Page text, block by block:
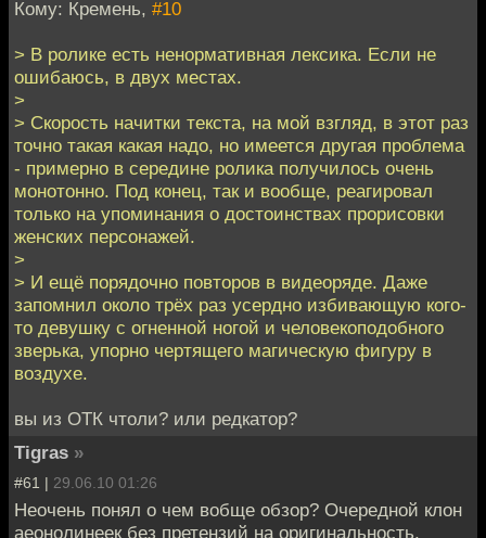
Кому: Кремень, #10
> В ролике есть ненормативная лексика. Если не
ошибаюсь, в двух местах.
>
> Скорость начитки текста, на мой взгляд, в этот раз
точно такая какая надо, но имеется другая проблема
- примерно в середине ролика получилось очень
монотонно. Под конец, так и вообще, реагировал
только на упоминания о достоинствах прорисовки
женских персонажей.
>
> И ещё порядочно повторов в видеоряде. Даже
запомнил около трёх раз усердно избивающую кого-
то девушку с огненной ногой и человекоподобного
зверька, упорно чертящего магическую фигуру в
воздухе.
вы из ОТК чтоли? или редкатор?
Tigras »
#61 | 29.06.10 01:26
Неочень понял о чем вобще обзор? Очередной клон
аеонолинеек без претензий на оригинальность,